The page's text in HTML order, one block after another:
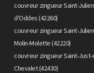
couvreur zingueur Saint-
d'Oddes (42260)
couvreur zingueur Saint-
Molin-Molette (42220)
couvreur zingueur Saint-Just-
Chevalet (42430)